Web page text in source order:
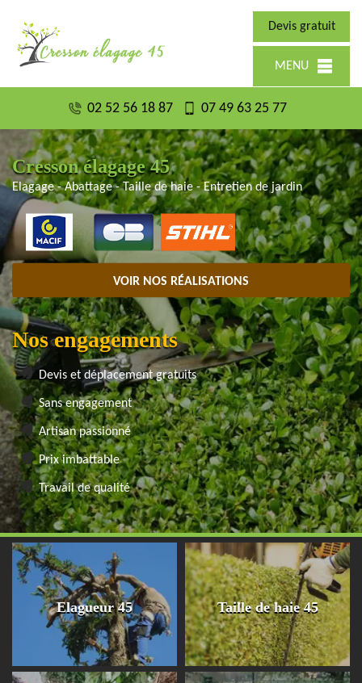
Devis gratuit
MENU
02 52 56 18 87 07 49 63 25 77
Cresson élagage 45
Elagage - Abattage - Taille de haie - Entretien de jardin
VOIR NOS RÉALISATIONS
Nos engagements
Devis et déplacement gratuits
Sans engagement
Artisan passionné
Prix imbattable
Travail de qualité
Elagueur 45 Taille de haie 45